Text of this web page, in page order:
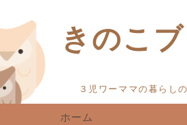
きのこ
ホーム